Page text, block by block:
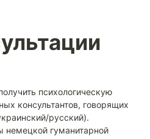
психологическую
консультантов, говорящих
русский).
немецкой гуманитарной